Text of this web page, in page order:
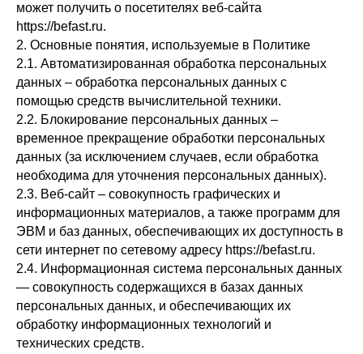
может получить о посетителях веб-сайта
https://befast.ru.
2. Основные понятия, используемые в Политике
2.1. Автоматизированная обработка персональных
данных – обработка персональных данных с
помощью средств вычислительной техники.
2.2. Блокирование персональных данных –
временное прекращение обработки персональных
данных (за исключением случаев, если обработка
необходима для уточнения персональных данных).
2.3. Веб-сайт – совокупность графических и
информационных материалов, а также программ для
ЭВМ и баз данных, обеспечивающих их доступность в
сети интернет по сетевому адресу https://befast.ru.
2.4. Информационная система персональных данных
— совокупность содержащихся в базах данных
персональных данных, и обеспечивающих их
обработку информационных технологий и
технических средств.